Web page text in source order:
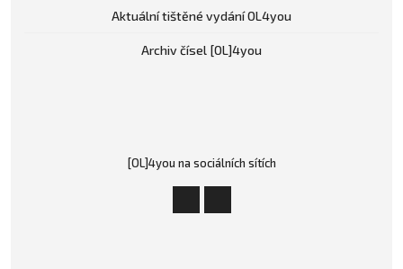
Aktuální tištěné vydání OL4you
Archiv čísel [OL]4you
[OL]4you na sociálních sítích